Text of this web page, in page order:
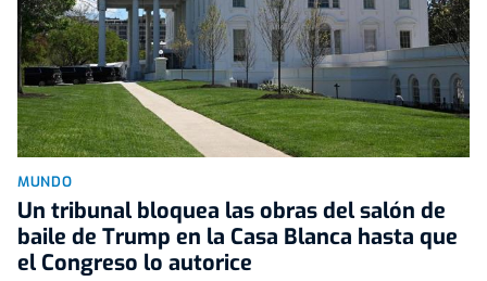
MUNDO
Un tribunal bloquea las obras del salón de
baile de Trump en la Casa Blanca hasta que
el Congreso lo autorice